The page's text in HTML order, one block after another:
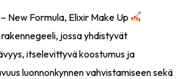
New Formula, Elixir Make Up
jossa yhdistyvät
itselevittyvä koostumus ja
luonnonkynnen vahvistamiseen sekä